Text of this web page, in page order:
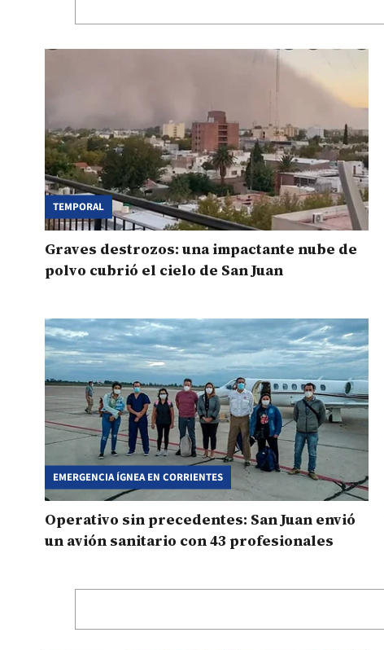
TEMPORAL
Graves destrozos: una impactante nube de
polvo cubrió el cielo de San Juan
EMERGENCIA ÍGNEA EN CORRIENTES
Operativo sin precedentes: San Juan envió
un avión sanitario con 43 profesionales